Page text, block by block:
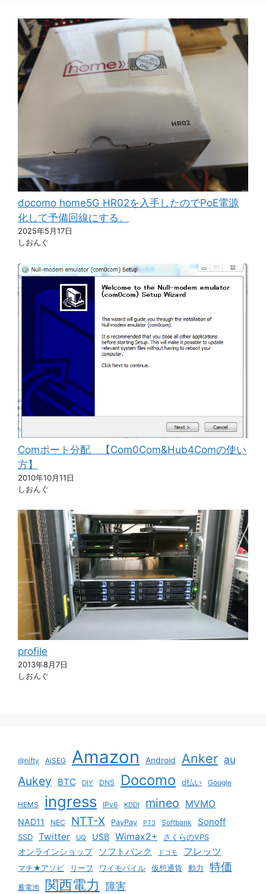
docomo home5G HR02を入手したのでPoE電源
化して予備回線にする。
2025年5月17日
しおんぐ
Comポート分配 【Com0Com&Hub4Comの使い
方】
2010年10月11日
しおんぐ
profile
2013年8月7日
しおんぐ
@nifty AiSEG Amazon Android Anker au
Aukey BTC DIY DNS Docomo d払い Google
HEMS ingress IPv6 KDDI mineo MVMO
NAD11 NEC NTT-X PayPay PT3 Softbank Sonoff
SSD Twitter UQ USB Wimax2+ さくらのVPS
オンラインショップ ソフトバンク ドコモ フレッツ
マチ★アソビ リーフ ワイモバイル 仮想通貨 動力 特価
蓄電池 関西電力 障害